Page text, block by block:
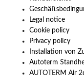
Legal notice
Cookie policy
Privacy policy
Installation von
Autoterm
AUTOTERM Air